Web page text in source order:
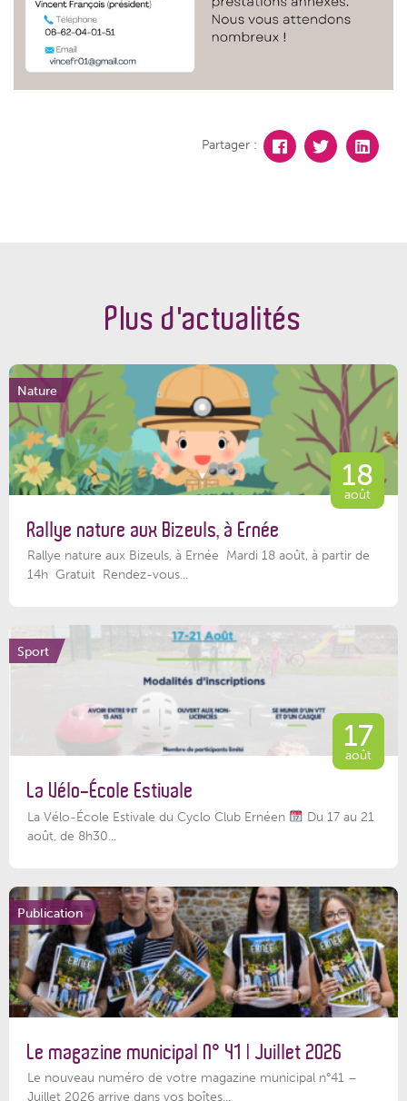
Partager :
Plus d'actualités
Nature
18
août
Rallye nature aux Bizeuls, à Ernée
Rallye nature aux Bizeuls, à Ernée Mardi 18 août, à partir de
14h Gratuit Rendez-vous...
Sport
17
août
La Vélo-École Estivale
La Vélo-École Estivale du Cyclo Club Ernéen
Du 17 au 21
août, de 8h30...
Publication
Le magazine municipal N° 41 | Juillet 2026
Le nouveau numéro de votre magazine municipal n°41 –
Juillet 2026 arrive dans vos boîtes...